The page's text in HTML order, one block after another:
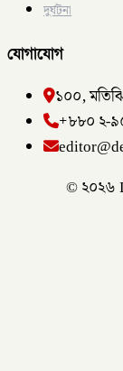
দুর্ঘটনা
যোগাযোগ
১০০,
+৮৮০ ২-
© ২০২৬